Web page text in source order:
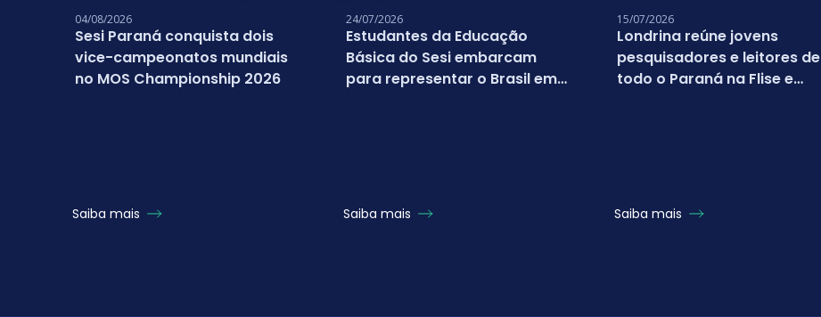
04/08/2026
Sesi Paraná conquista dois
vice-campeonatos mundiais
no MOS Championship 2026
Saiba mais
24/07/2026
Estudantes da Educação
Básica do Sesi embarcam
para representar o Brasil em
Saiba mais
15/07/2026
Londrina reúne jovens
pesquisadores e leitores de
todo o Paraná na Flise e
Saiba mais